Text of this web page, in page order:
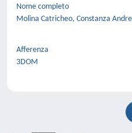
Nome completo
Molina Catricheo, Constanza
Afferenza
3DOM